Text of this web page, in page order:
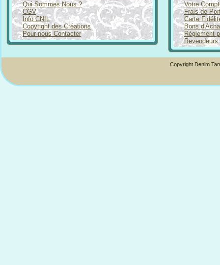
Qui Sommes Nous ?
CGV
Info CNIL
Copyright des Créations
Pour nous Contacter
Votre
Frais de
Carte
Bons
Règlement
Revendeurs
Copyright Denim